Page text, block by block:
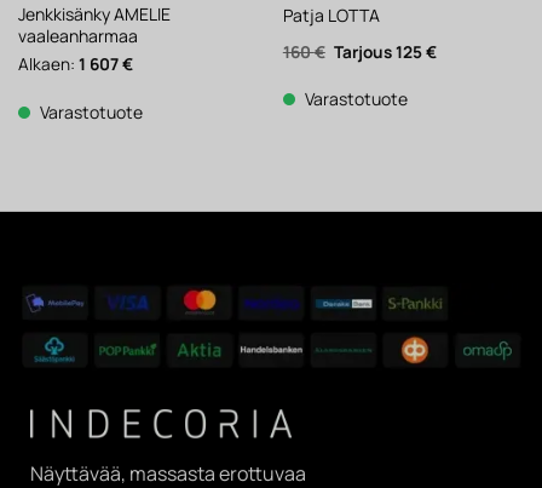
Jenkkisänky AMELIE
vaaleanharmaa
Alkaen: 1 607€
Varastotuote
Patja LOTTA
160€ Alkuperäinen
hinta
160 €.
125€Nykyinen
Varastotuote
Näyttävää, massasta erottuvaa